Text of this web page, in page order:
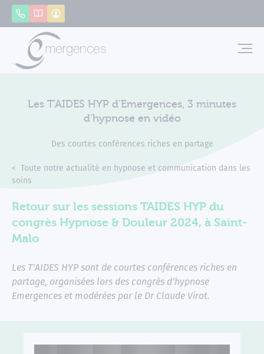
AppelerCatalogue
Les T'AIDES HYP d'Emergences, 3 minutes
d'hypnose en vidéo
Des courtes conférences riches en partage
Accueil
Actualités
Toute notre actualité en hypnose et communication dans les
soins
Retour sur les sessions TAIDES HYP du
congrès Hypnose & Douleur 2024, à Saint-
Malo
Les T’AIDES HYP sont de courtes conférences riches en
partage, organisées lors des congrès d’hypnose
Emergences et modérées par le Dr Claude Virot.
Panneau de gestion des cookies